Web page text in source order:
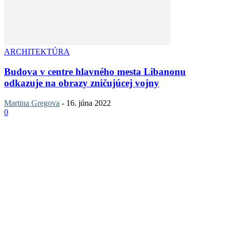
ARCHITEKTÚRA
Budova v centre hlavného mesta Libanonu
odkazuje na obrazy zničujúcej vojny
Martina Gregova - 16. júna 2022
0